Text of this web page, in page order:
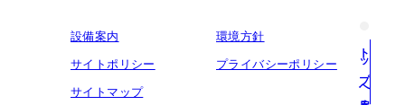
トップへ戻る
設備案内 環境方針
サイトポリシー プライバシーポリシー
サイトマップ